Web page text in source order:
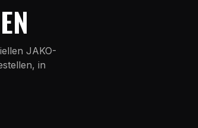
JAKO-
in